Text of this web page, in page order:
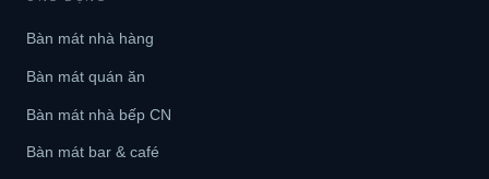
Bàn mát nhà hàng
Bàn mát quán ăn
Bàn mát nhà bếp CN
Bàn mát bar & café